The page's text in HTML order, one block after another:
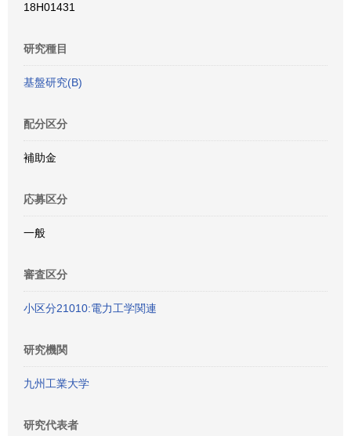
18H01431
研究種目
基盤研究(B)
配分区分
補助金
応募区分
一般
審査区分
小区分21010:電力工学関連
研究機関
九州工業大学
研究代表者